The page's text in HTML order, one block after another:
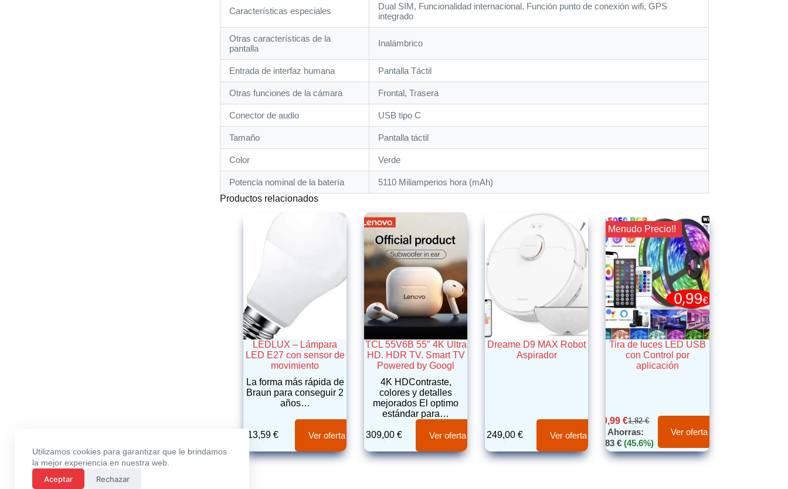
Utilizamos cookies para garantizar que le brindamos
la mejor experiencia en nuestra web.
Aceptar
Rechazar
Características especiales
‎Dual SIM, Funcionalidad internacional, Función punto de conexión wifi, GPS
integrado
Otras características de la
pantalla
‎Inalámbrico
Entrada de interfaz humana ‎Pantalla Táctil
Otras funciones de la cámara ‎Frontal, Trasera
Conector de audio ‎USB tipo C
Tamaño ‎Pantalla táctil
Color ‎Verde
Potencia nominal de la batería
‎5110 Miliamperios hora (mAh)
Productos relacionados
LEDLUX – Lámpara
LED E27 con sensor de
movimiento
La forma más rápida de
Braun para conseguir 2
años…
13,59€ Ver oferta
TCL 55V6B 55″ 4K Ultra
HD. HDR TV. Smart TV
Powered by Googl
4K HDContraste,
colores y detalles
mejorados El optimo
estándar para…
309,00€ Ver oferta
Dreame D9 MAX Robot
Aspirador
249,00€ Ver oferta
¡¡ Menudo Precio!!
Tira de luces LED USB
con Control por
aplicación
1,82€
0,99€
Ahorras:
0,83 € (45.6%)
Ver oferta